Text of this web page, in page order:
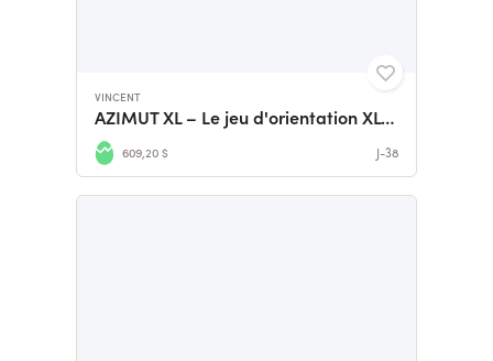
VINCENT
AZIMUT XL – Le jeu d'orientation XL à partir de 4 ans
609,20 $ J-38